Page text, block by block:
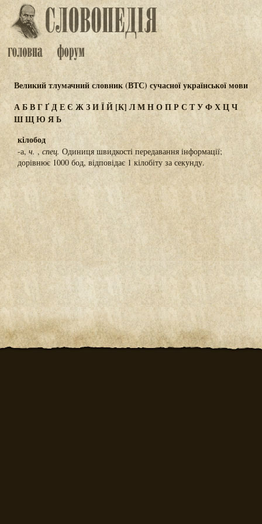
Великий тлумачний словник (ВТС) сучасної української мови
АБВГҐДЕЄ ЖЗИЇЙ [К] ЛМНОПР СТУФХЦЧ
ШЩЮЯЬ
кілобод
-а, ч. , спец.Одиниця швидкості передавання інформації;
дорівнює 1000 бод, відповідає 1 кілобіту за секунду.